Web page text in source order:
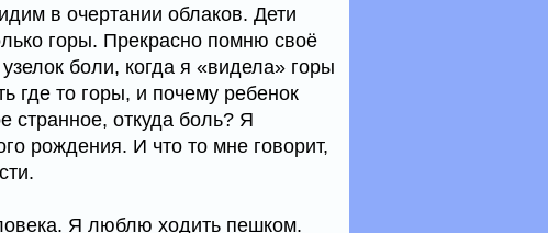
в очертании облаков. Дети
горы. Прекрасно помню своё
боли, когда я «видела» горы
где то горы, и почему ребенок
странное, откуда боль? Я
рождения. И что то мне говорит,
Я люблю ходить пешком.